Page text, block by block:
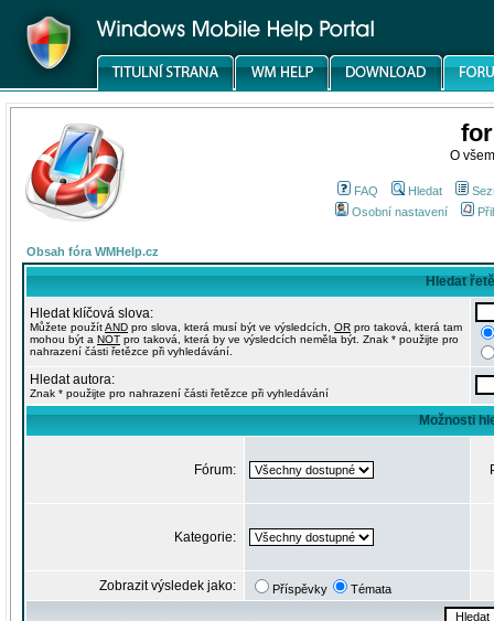
O
FAQ Hledat
Osobní nastavení
Obsah fóra WMHelp.cz
Hledat
Hledat klíčová slova:
Můžete použítAND pro slova, která musí být ve výsledcích, OR pro taková, která tam
mohou být a NOT pro taková, která by ve výsledcích neměla být. Znak * použijte pro
nahrazení části řetězce při vyhledávání.
Hledat autora:
Znak * použijte pro nahrazení části řetězce při vyhledávání
Možnosti
Fórum:
Kategorie:
Zobrazit výsledek jako: Příspěvky Témata